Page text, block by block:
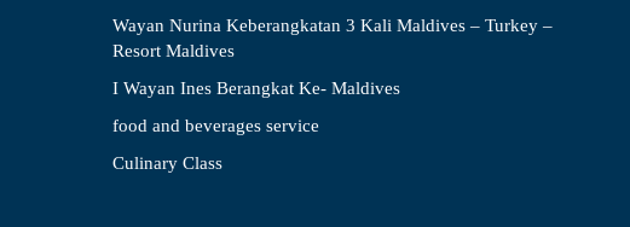
Wayan Nurina Keberangkatan 3 Kali Maldives – Turkey –
Resort Maldives
I Wayan Ines Berangkat Ke- Maldives
food and beverages service
Culinary Class